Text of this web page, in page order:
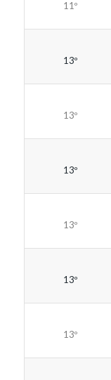
11º
13º
13º
13º
13º
13º
13º